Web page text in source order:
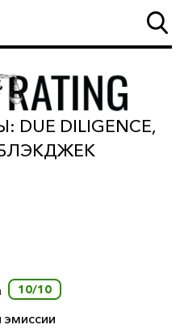
DILIGENCE,
10/10